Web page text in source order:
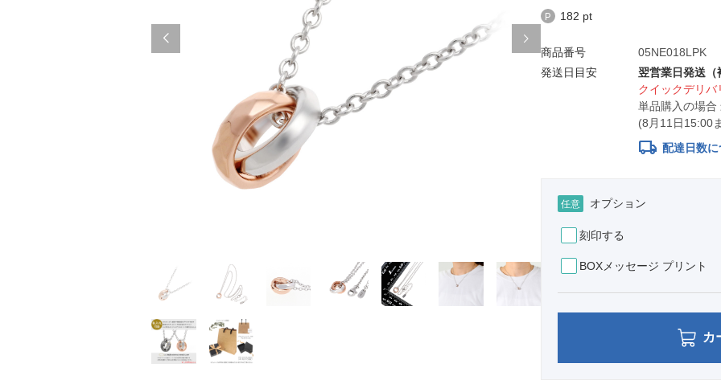
182 pt
商品番号
05NE018LPK
発送日目安
翌営業日発送（
クイックデリ
単品購入の場合
(8月11日15:00
local_shipping 配達日数
任意 オプション
刻印する
BOXメッセージ プリント
カ